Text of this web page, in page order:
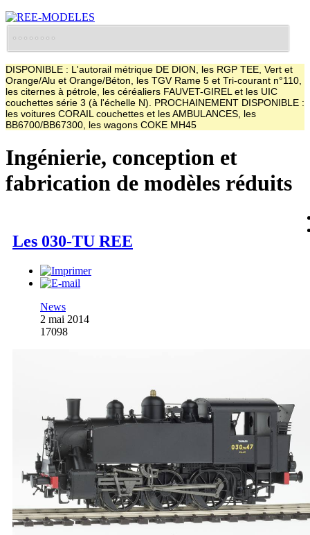
DISPONIBLE : L'autorail métrique DE DION, les RGP TEE, Vert et
Orange/Alu et Orange/Béton, les TGV Rame 5 et Tri-courant n°110,
les citernes à pétrole, les céréaliers FAUVET-GIREL et les UIC
couchettes série 3 (à l'échelle N). PROCHAINEMENT DISPONIBLE :
les voitures CORAIL couchettes et les AMBULANCES, les
BB6700/BB67300, les wagons COKE MH45
Ingénierie, conception et
fabrication de modèles réduits
Les 030-TU REE
News
2 mai 2014
17098